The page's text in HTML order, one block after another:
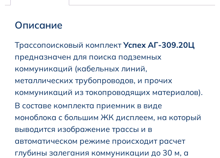
Описание
Трассопоисковый комплектУспех АГ-309.20Ц
предназначен для поиска подземных
коммуникаций (кабельных линий,
металлических трубопроводов, и прочих
коммуникаций из токопроводящих материалов).
В составе комплекта приемник в виде
моноблока с большим ЖК дисплеем, на который
выводится изображение трассы и в
автоматическом режиме происходит расчет
глубины залегания коммуникации до 30 м, а